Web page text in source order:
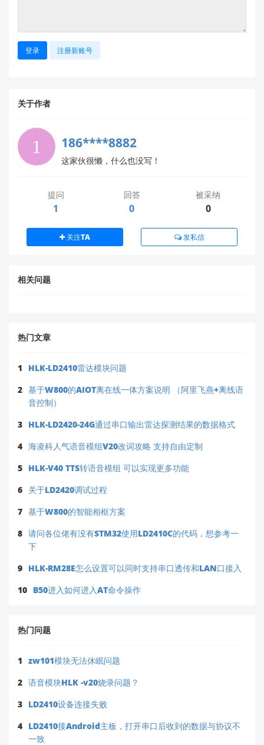
问题：F2保险丝为何炸了呢？明明使用的和规格书里面的一
1.
断
载
试
测
档，测量 VIN+ 与
GND 间电阻
>10Ω（无
短路）
点查
C10/C11 电
片）
验
丝
规
注“1.5A/250V”）
4.
检
浪
涌
抑
制
若输入端有电机/
继电器，增加TVS
SMAJ36CA）
降低，F2
不再熔断
时，保险丝易
误触发
✅新手提示：您作为物联网开发新手，建议优先执
行步骤1 和 步骤2——90% 的类似问题源于负载
若负载含容性/感性元件（如电机），建议将 F2 替
Blow
在 VIN+ 与 GND 间并联
SMAJ36CA ），可吸收 >40A 瞬态浪涌（成本约
设计验证：
下次设计时，可使用海凌科免费电路仿真服务（通
过
登录 注册新账号
关于作者
186****8882
这家伙很懒，什么也没写！
提问
1
回答
0
被采纳
0
关注TA 发私信
相关问题
热门文章
1
HLK-LD2410雷达模块问题
2 基于W800的AIOT离在线一体方案说明 （阿里飞燕+离线语
音控制）
3 HLK-LD2420-24G通过串口输出雷达探测结果的数据格式
4 海凌科人气语音模组V20改词攻略 支持自由定制
5 HLK-V40 TTS转语音模组 可以实现更多功能
6 关于LD2420调试过程
7 基于W800的智能相框方案
8 请问各位佬有没有STM32使用LD2410C的代码，想参考一
下
9 HLK-RM28E怎么设置可以同时支持串口透传和LAN口接入
10 B50进入如何进入AT命令操作
热门问题
1 zw101模块无法休眠问题
2 语音模块HLK -v20烧录问题？
3 LD2410设备连接失败
4 LD2410接Android主板，打开串口后收到的数据与协议不
一致